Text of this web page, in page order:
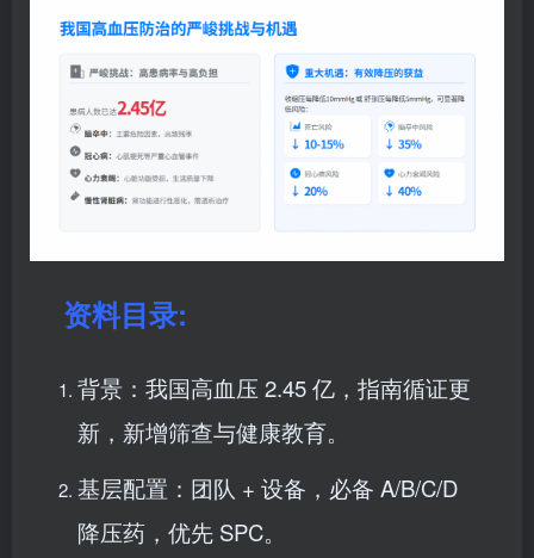
资料目录:
背景：我国高血压 2.45 亿，指南循证更
新，新增筛查与健康教育。
基层配置：团队 + 设备，必备 A/B/C/D
降压药，优先 SPC。